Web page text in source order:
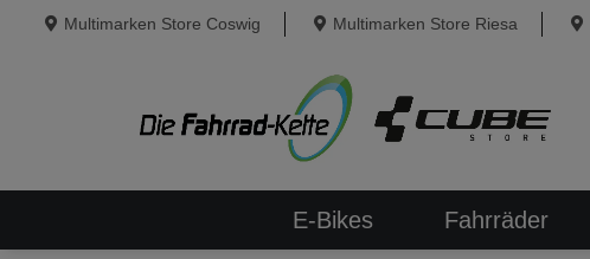
Multimarken Store Coswig Multimarken Store Riesa
E-Bikes Fahrräder